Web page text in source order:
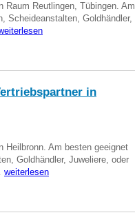
Raum Reutlingen, Tübingen. Am
Scheideanstalten, Goldhändler,
in
Heilbronn. Am besten geeignet
Goldhändler, Juweliere, oder
weiterlesen